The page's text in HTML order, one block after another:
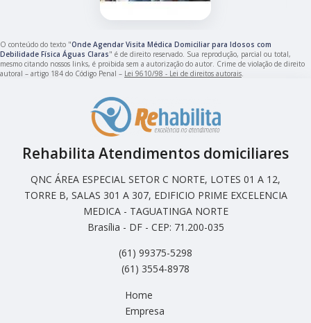
O conteúdo do texto "Onde Agendar Visita Médica Domiciliar para Idosos com
Debilidade Física Águas Claras" é de direito reservado. Sua reprodução, parcial ou total,
mesmo citando nossos links, é proibida sem a autorização do autor. Crime de violação de direito
autoral – artigo 184 do Código Penal – Lei 9610/98 - Lei de direitos autorais
Rehabilita Atendimentos domiciliares
QNC ÁREA ESPECIAL SETOR C NORTE, LOTES 01 A 12,
TORRE B, SALAS 301 A 307, EDIFICIO PRIME EXCELENCIA
MEDICA - TAGUATINGA NORTE
Brasília - DF - CEP: 71.200-035
(61) 99375-5298
(61) 3554-8978
Home
Empresa